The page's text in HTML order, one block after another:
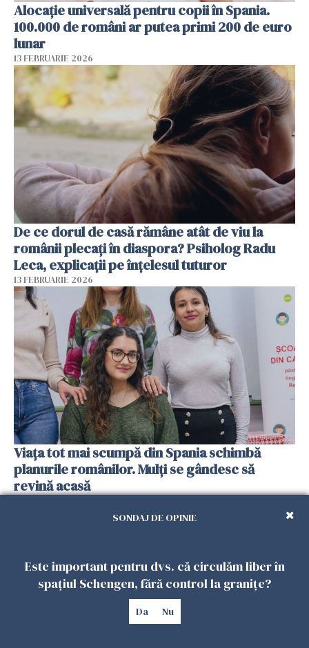
Alocație universală pentru copii în Spania.
100.000 de români ar putea primi 200 de euro
lunar
13 FEBRUARIE 2026
De ce dorul de casă rămâne atât de viu la
românii plecați în diaspora? Psiholog Radu
Leca, explicații pe înțelesul tuturor
13 FEBRUARIE 2026
Viața tot mai scumpă din Spania schimbă
planurile românilor. Mulți se gândesc să
revină acasă
SONDAJ DE OPINIE
Este important pentru dvs. că circulăm liber în
spațiul Schengen, fără control la granițe?
Da Nu